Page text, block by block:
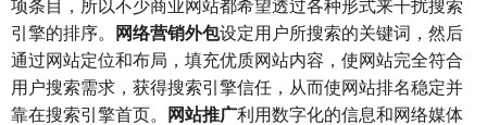
项条目，所以不少商业网站都希望透过各种形式来干扰搜索
引擎的排序。
网络营销外包设定用户所搜索的关键词，然后
通过网站定位和布局，填充优质网站内容，使网站完全符合
用户搜索需求，获得搜索引擎信任，从而使网站排名稳定并
靠在搜索引擎首页。
网站推广利用数字化的信息和网络媒体